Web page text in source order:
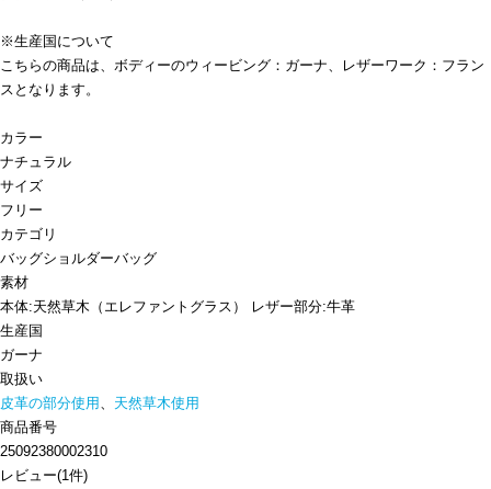
※生産国について
こちらの商品は、ボディーのウィービング：ガーナ、レザーワーク：フラン
スとなります。
カラー
ナチュラル
サイズ
フリー
カテゴリ
バッグショルダーバッグ
素材
本体:天然草木（エレファントグラス） レザー部分:牛革
生産国
ガーナ
取扱い
皮革の部分使用 、 天然草木使用
商品番号
25092380002310
レビュー(1件)